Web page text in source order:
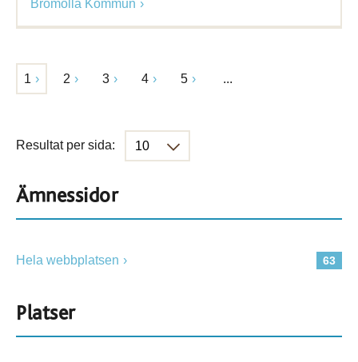
Bromölla Kommun
1 2 3 4 5 ...
Resultat per sida:
Ämnessidor
63
Hela webbplatsen
Platser